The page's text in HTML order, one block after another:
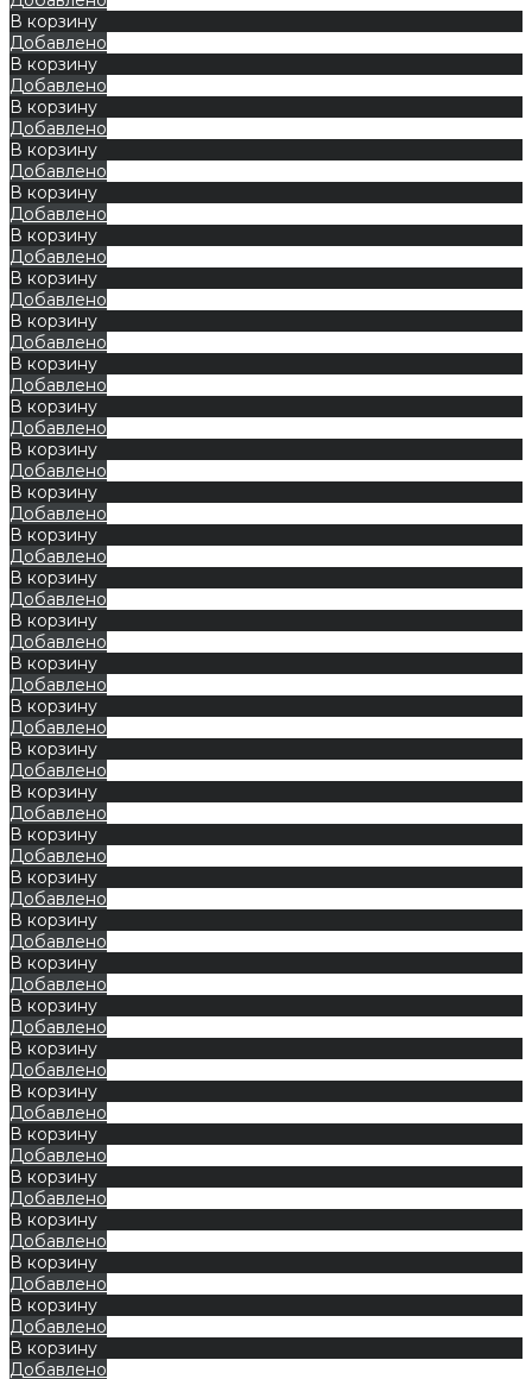
В корзину
Добавлено
В корзину
Добавлено
В корзину
Добавлено
В корзину
Добавлено
В корзину
Добавлено
В корзину
Добавлено
В корзину
Добавлено
В корзину
Добавлено
В корзину
Добавлено
В корзину
Добавлено
В корзину
Добавлено
В корзину
Добавлено
В корзину
Добавлено
В корзину
Добавлено
В корзину
Добавлено
В корзину
Добавлено
В корзину
Добавлено
В корзину
Добавлено
В корзину
Добавлено
В корзину
Добавлено
В корзину
Добавлено
В корзину
Добавлено
В корзину
Добавлено
В корзину
Добавлено
В корзину
Добавлено
В корзину
Добавлено
В корзину
Добавлено
В корзину
Добавлено
В корзину
Добавлено
В корзину
Добавлено
В корзину
Добавлено
В корзину
Добавлено